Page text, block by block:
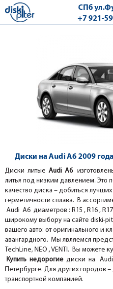
СПб
+7 921-
Диски на Audi A6 2009
Диски литые Audi A6
литья под низким давлением. Это
качество диска – добиться
герметичности сплава. В
Audi A6 диаметров : R15 , R16 ,
широкому выбору на сайте diski-
вашего авто: от оригинального и
авангардного. Мы являемся
TechLine, NEO , VENTI. Вы можете
Купить недорогие диски на Audi
Петербурге. Для других городов –
транспортной компанией.